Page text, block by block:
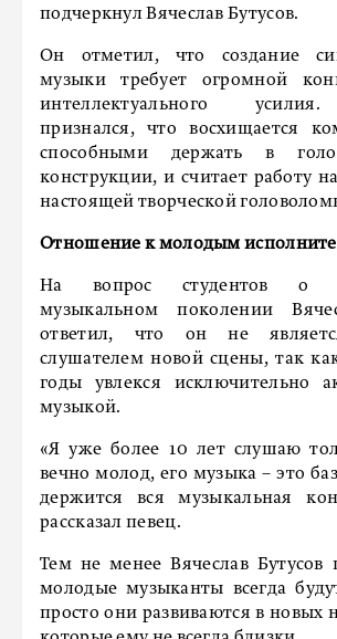
подчеркнул Вячеслав Бутусов.
Он отметил, что создание
музыки требует огромной
интеллектуального
признался, что восхищается
способными держать в
конструкции, и считает работу
настоящей творческой
Отношение к молодым
На вопрос студентов о
музыкальном поколении
ответил, что он не
слушателем новой сцены, так
годы увлекся исключительно
музыкой.
«Я уже более 10 лет слушаю
вечно молод, его музыка – это
держится вся музыкальная
рассказал певец.
Тем не менее Вячеслав Бутусов
молодые музыканты всегда
просто они развиваются в новых